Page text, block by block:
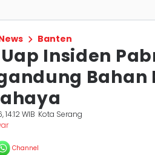
Banten
Uap Insiden
Bahan
WIB Kota Serang
Channel